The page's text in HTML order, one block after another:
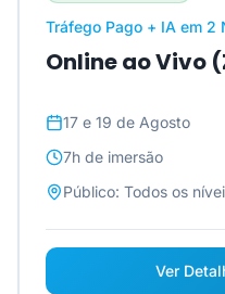
Tráfego Pago + IA em 2
Online ao Vivo
17 e 19 de Agosto
7h de imersão
Público: Todos os
Ver